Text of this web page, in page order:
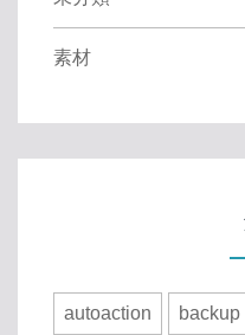
素材
autoaction backup